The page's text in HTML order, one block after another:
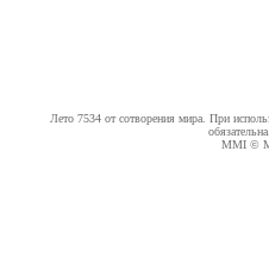
Лето 7534 от сотворения мира. При
обязательна.
MMI ©